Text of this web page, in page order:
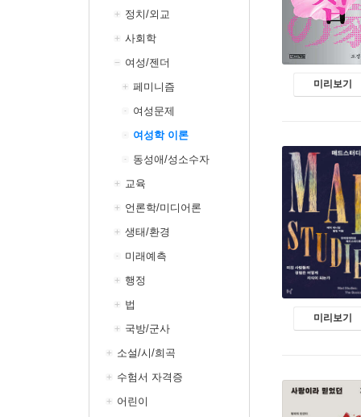
정치/외교
사회학
여성/젠더
페미니즘
여성문제
여성학 이론
동성애/성소수자
교육
언론학/미디어론
생태/환경
미래예측
행정
법
국방/군사
소설/시/희곡
수험서 자격증
어린이
미리보기
미리보기